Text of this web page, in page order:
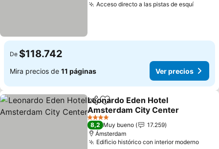
Acceso directo a las pistas de esquí
De $118.742
Mira precios de 11 páginas Ver precios
CompartirAgregar a favoritos
Leonardo Eden Hotel
Amsterdam City Center
Ver precios
4 Estrellas
8,2 Muy bueno
17.259
Ámsterdam
Edificio histórico con interior modernoVer